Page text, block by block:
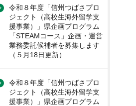
令和８年度「信州つばさプロ
ジェクト（高校生海外留学支
援事業）」県企画プログラム
「STEAMコース」企画・運営
業務委託候補者を募集します
（５月18日更新）
令和８年度「信州つばさプロ
ジェクト（高校生海外留学支
援事業）」県企画プログラム